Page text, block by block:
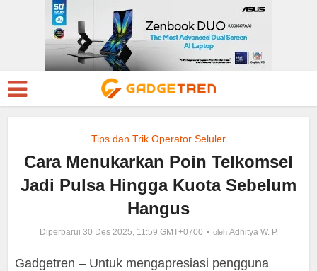
Tips dan Trik Operator Seluler
Cara Menukarkan Poin Telkomsel
Jadi Pulsa Hingga Kuota Sebelum
Hangus
Diperbarui 30 Des 2025, 11:59 GMT+0700 oleh Adhitya W. P.
Gadgetren – Untuk mengapresiasi pengguna